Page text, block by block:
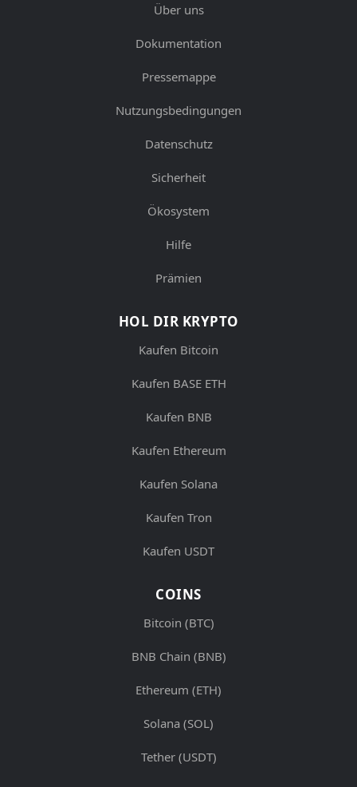
Über uns
Dokumentation
Pressemappe
Nutzungsbedingungen
Datenschutz
Sicherheit
Ökosystem
Hilfe
Prämien
HOL DIR KRYPTO
Kaufen Bitcoin
Kaufen BASE ETH
Kaufen BNB
Kaufen Ethereum
Kaufen Solana
Kaufen Tron
Kaufen USDT
COINS
Bitcoin (BTC)
BNB Chain (BNB)
Ethereum (ETH)
Solana (SOL)
Tether (USDT)